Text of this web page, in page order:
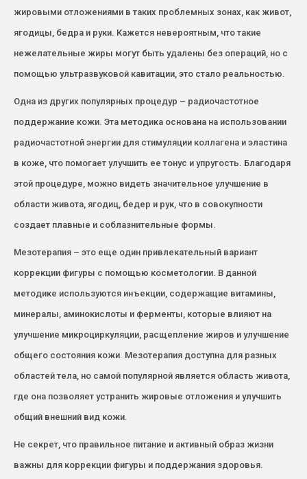
жировыми отложениями в таких проблемных зонах, как живот,
ягодицы, бедра и руки. Кажется невероятным, что такие
нежелательные жиры могут быть удалены без операций, но с
помощью ультразвуковой кавитации, это стало реальностью.
Одна из других популярных процедур – радиочастотное
поддержание кожи. Эта методика основана на использовании
радиочастотной энергии для стимуляции коллагена и эластина
в коже, что помогает улучшить ее тонус и упругость. Благодаря
этой процедуре, можно видеть значительное улучшение в
области живота, ягодиц, бедер и рук, что в совокупности
создает плавные и соблазнительные формы.
Мезотерапия – это еще один привлекательный вариант
коррекции фигуры с помощью косметологии. В данной
методике используются инъекции, содержащие витамины,
минералы, аминокислоты и ферменты, которые влияют на
улучшение микроциркуляции, расщепление жиров и улучшение
общего состояния кожи. Мезотерапия доступна для разных
областей тела, но самой популярной является область живота,
где она позволяет устранить жировые отложения и улучшить
общий внешний вид кожи.
Не секрет, что правильное питание и активный образ жизни
важны для коррекции фигуры и поддержания здоровья.